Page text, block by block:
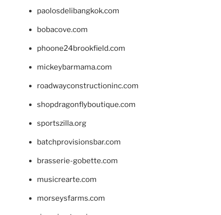
paolosdelibangkok.com
bobacove.com
phoone24brookfield.com
mickeybarmama.com
roadwayconstructioninc.com
shopdragonflyboutique.com
sportszilla.org
batchprovisionsbar.com
brasserie-gobette.com
musicrearte.com
morseysfarms.com